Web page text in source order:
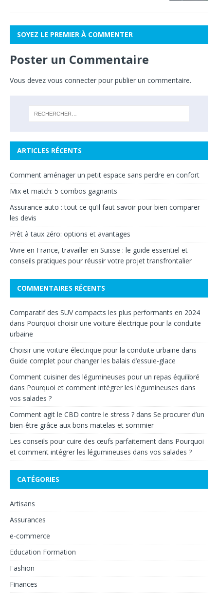
SOYEZ LE PREMIER À COMMENTER
Poster un Commentaire
Vous devez vous connecter pour publier un commentaire.
ARTICLES RÉCENTS
Comment aménager un petit espace sans perdre en confort
Mix et match: 5 combos gagnants
Assurance auto : tout ce qu’il faut savoir pour bien comparer
les devis
Prêt à taux zéro: options et avantages
Vivre en France, travailler en Suisse : le guide essentiel et
conseils pratiques pour réussir votre projet transfrontalier
COMMENTAIRES RÉCENTS
Comparatif des SUV compacts les plus performants en 2024
dans Pourquoi choisir une voiture électrique pour la conduite
urbaine
Choisir une voiture électrique pour la conduite urbaine dans
Guide complet pour changer les balais d’essuie-glace
Comment cuisiner des légumineuses pour un repas équilibré
dans Pourquoi et comment intégrer les légumineuses dans
vos salades ?
Comment agit le CBD contre le stress ? dans Se procurer d’un
bien-être grâce aux bons matelas et sommier
Les conseils pour cuire des œufs parfaitement dans Pourquoi
et comment intégrer les légumineuses dans vos salades ?
CATÉGORIES
Artisans
Assurances
e-commerce
Education Formation
Fashion
Finances